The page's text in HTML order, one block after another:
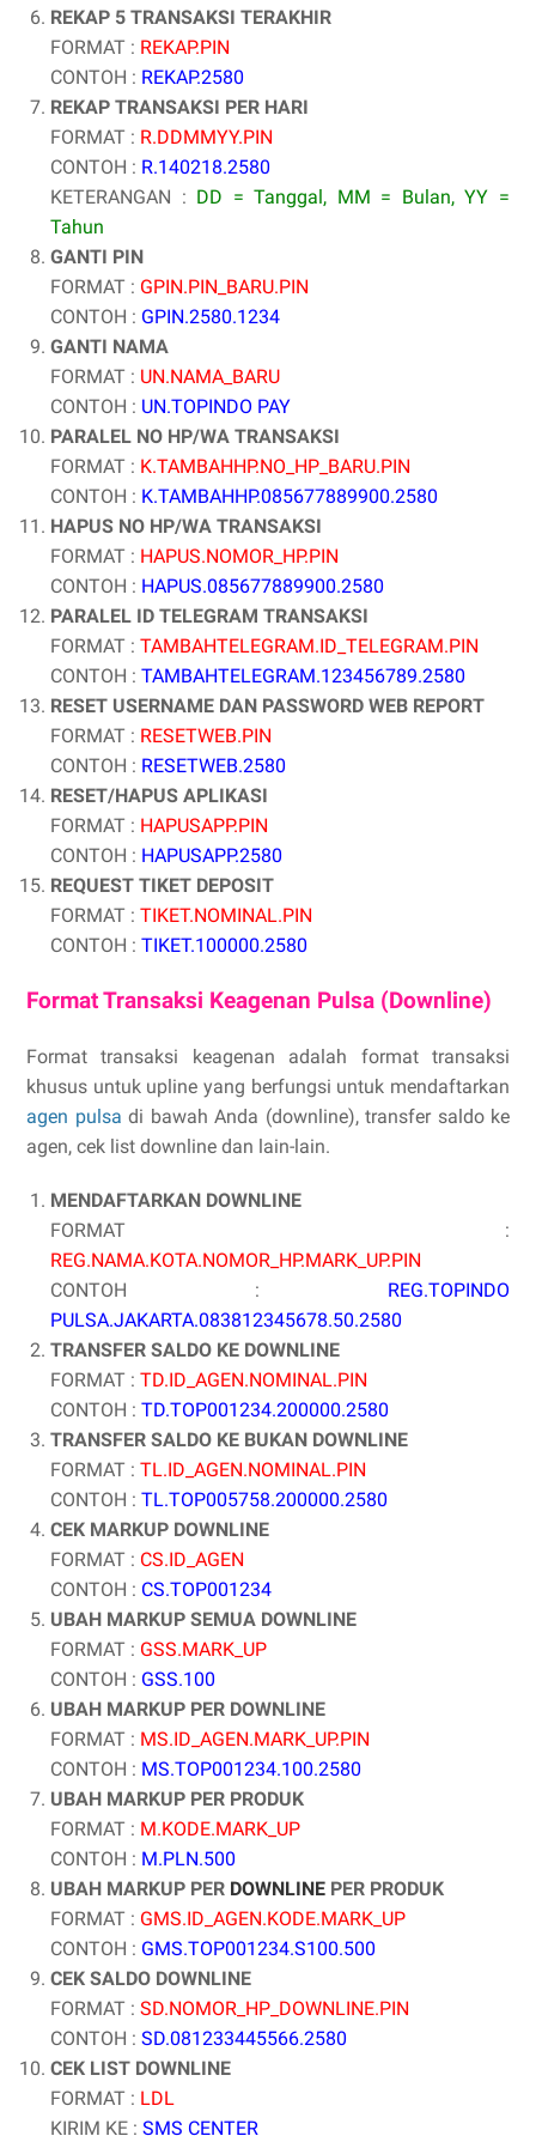
REKAP 5 TRANSAKSI TERAKHIR
FORMAT : REKAP.PIN
CONTOH : REKAP.2580
REKAP TRANSAKSI PER HARI
FORMAT : R.DDMMYY.PIN
CONTOH : R.140218.2580
KETERANGAN : DD = Tanggal, MM = Bulan, YY =
Tahun
GANTI PIN
FORMAT : GPIN.PIN_BARU.PIN
CONTOH : GPIN.2580.1234
GANTI NAMA
FORMAT : UN.NAMA_BARU
CONTOH : UN.TOPINDO PAY
PARALEL NO HP/WA TRANSAKSI
FORMAT : K.TAMBAHHP.NO_HP_BARU.PIN
CONTOH : K.TAMBAHHP.085677889900.2580
HAPUS NO HP/WA TRANSAKSI
FORMAT : HAPUS.NOMOR_HP.PIN
CONTOH : HAPUS.085677889900.2580
PARALEL ID TELEGRAM TRANSAKSI
FORMAT : TAMBAHTELEGRAM.ID_TELEGRAM.PIN
CONTOH : TAMBAHTELEGRAM.123456789.2580
RESET USERNAME DAN PASSWORD WEB REPORT
FORMAT : RESETWEB.PIN
CONTOH : RESETWEB.2580
RESET/HAPUS APLIKASI
FORMAT : HAPUSAPP.PIN
CONTOH : HAPUSAPP.2580
REQUEST TIKET DEPOSIT
FORMAT : TIKET.NOMINAL.PIN
CONTOH : TIKET.100000.2580
Format Transaksi Keagenan Pulsa (Downline)
Format transaksi keagenan adalah format transaksi
khusus untuk upline yang berfungsi untuk mendaftarkan
agen pulsa di bawah Anda (downline), transfer saldo ke
agen, cek list downline dan lain-lain.
MENDAFTARKAN DOWNLINE
FORMAT :
REG.NAMA.KOTA.NOMOR_HP.MARK_UP.PIN
CONTOH : REG.TOPINDO
PULSA.JAKARTA.083812345678.50.2580
TRANSFER SALDO KE DOWNLINE
FORMAT : TD.ID_AGEN.NOMINAL.PIN
CONTOH : TD.TOP001234.200000.2580
TRANSFER SALDO KE BUKAN DOWNLINE
FORMAT : TL.ID_AGEN.NOMINAL.PIN
CONTOH : TL.TOP005758.200000.2580
CEK MARKUP DOWNLINE
FORMAT : CS.ID_AGEN
CONTOH : CS.TOP001234
UBAH MARKUP SEMUA DOWNLINE
FORMAT : GSS.MARK_UP
CONTOH : GSS.100
UBAH MARKUP PER DOWNLINE
FORMAT : MS.ID_AGEN.MARK_UP.PIN
CONTOH : MS.TOP001234.100.2580
UBAH MARKUP PER PRODUK
FORMAT : M.KODE.MARK_UP
CONTOH : M.PLN.500
UBAH MARKUP PER DOWNLINE PER PRODUK
FORMAT : GMS.ID_AGEN.KODE.MARK_UP
CONTOH : GMS.TOP001234.S100.500
CEK SALDO DOWNLINE
FORMAT : SD.NOMOR_HP_DOWNLINE.PIN
CONTOH : SD.081233445566.2580
CEK LIST DOWNLINE
FORMAT : LDL
KIRIM KE : SMS CENTER